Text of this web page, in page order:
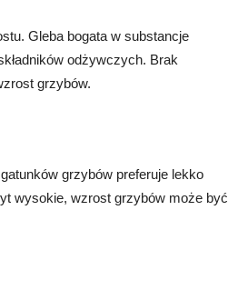
Gleba bogata w substancje
odżywczych. Brak
grzybów.
grzybów preferuje lekko
wysokie, wzrost grzybów może być